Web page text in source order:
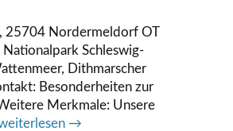
25704 Nordermeldorf OT
Nationalpark Schleswig-
Dithmarscher
Besonderheiten zur
Merkmale: Unsere
→